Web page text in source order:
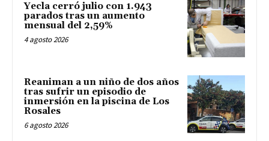
Yecla cerró julio con 1.943
parados tras un aumento
mensual del 2,59%
4 agosto 2026
Reaniman a un niño de dos años
tras sufrir un episodio de
inmersión en la piscina de Los
Rosales
6 agosto 2026